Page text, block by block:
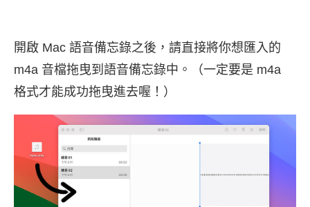
開啟 Mac 語音備忘錄之後，請直接將你想匯入的
m4a 音檔拖曳到語音備忘錄中。（一定要是 m4a
格式才能成功拖曳進去喔！）